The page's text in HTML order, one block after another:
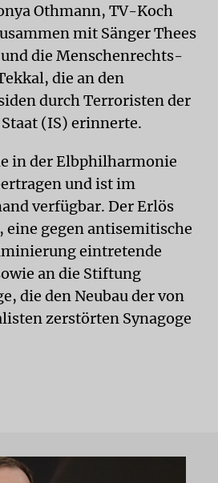
Othmann, TV-Koch
mit Sänger Thees
die Menschenrechts-
die an den
durch Terroristen der
(IS) erinnerte.
in der Elbphilharmonie
und ist im
verfügbar. Der Erlös
eine gegen antisemitische
eintretende
an die Stiftung
die den Neubau der von
zerstörten Synagoge